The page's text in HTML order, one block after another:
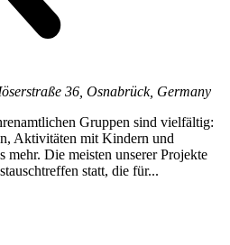
36, Osnabrück, Germany
Gruppen sind vielfältig:
Aktivitäten mit Kindern und
mehr. Die meisten unserer Projekte
statt, die für...